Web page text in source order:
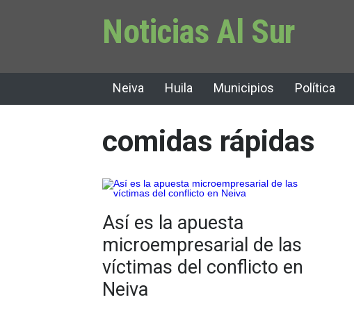
Noticias Al Sur
Neiva Huila Municipios Política
comidas rápidas
Así es la apuesta
microempresarial de las
víctimas del conflicto en
Neiva